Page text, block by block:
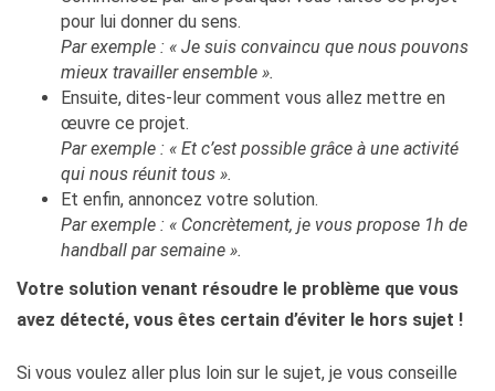
pour lui donner du sens.
Par exemple : « Je suis convaincu que nous pouvons
mieux travailler ensemble ».
Ensuite, dites-leur comment vous allez mettre en
œuvre ce projet.
Par exemple : « Et c’est possible grâce à une activité
qui nous réunit tous ».
Et enfin, annoncez votre solution.
Par exemple : « Concrètement, je vous propose 1h de
handball par semaine ».
Votre solution venant résoudre le problème que vous
avez détecté, vous êtes certain d’éviter le hors sujet !
Si vous voulez aller plus loin sur le sujet, je vous conseille